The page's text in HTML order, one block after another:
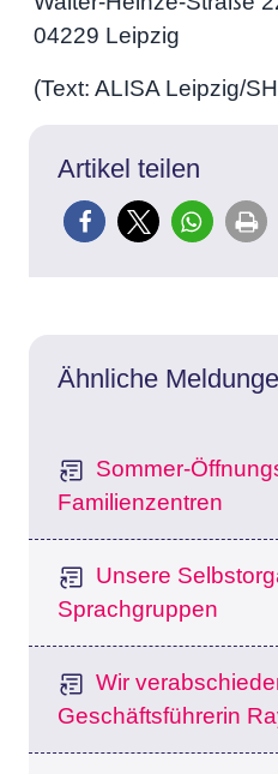
04229 Leipzig
(Text: ALISA Leipzig/
Artikel teilen
Ähnliche
Sommer-
Familienzentren
Unsere
Sprachgruppen
Wir
Geschäftsführerin